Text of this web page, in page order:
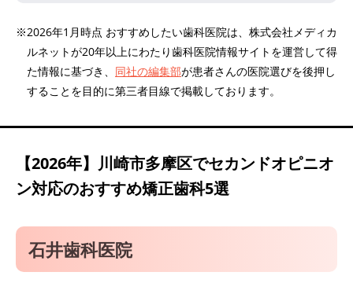
石井歯科医院
医療法人社団アットグループ 登戸@歯科
医療法人社団 翔優会 光澤歯科医院
医療法人社団 緑幸会 登戸グリーン歯科・矯
正歯科
※2026年1月時点 おすすめしたい歯科医院は、株式会社メディカ
ルネットが20年以上にわたり歯科医院情報サイトを運営して得
た情報に基づき、 同社の編集部が患者さんの医院選びを後押し
することを目的に第三者目線で掲載しております。
【2026年】 川崎市多摩区でセカンドオピニオ
ン対応のおすすめ矯正歯科5選
石井歯科医院